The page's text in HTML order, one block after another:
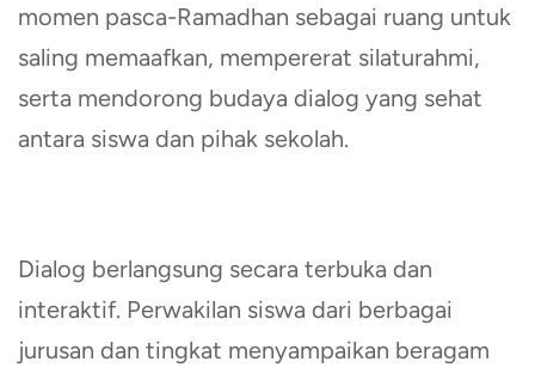
momen pasca-Ramadhan sebagai ruang untuk
saling memaafkan, mempererat silaturahmi,
serta mendorong budaya dialog yang sehat
antara siswa dan pihak sekolah.
Dialog berlangsung secara terbuka dan
interaktif. Perwakilan siswa dari berbagai
jurusan dan tingkat menyampaikan beragam